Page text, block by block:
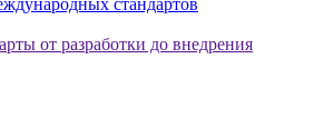
стандартов
от разработки до внедрения